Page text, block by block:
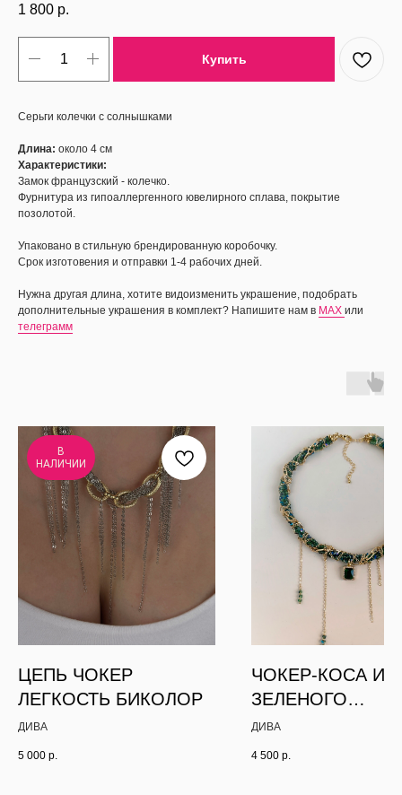
1 800 р.
Купить
Серьги колечки с солнышками
Длина: около 4 см
Характеристики:
Замок французский - колечко.
Фурнитура из гипоаллергенного ювелирного сплава, покрытие
позолотой.
Упаковано в стильную брендированную коробочку.
Срок изготовения и отправки 1-4 рабочих дней.
Нужна другая длина, хотите видоизменить украшение, подобрать
дополнительные украшения в комплект? Напишите нам в MAX или
телеграмм
В
НАЛИЧИИ
ЦЕПЬ ЧОКЕР
ЛЕГКОСТЬ БИКОЛОР
ДИВА
5 000 р.
ЧОКЕР-КОСА ИЗ
ЗЕЛЕНОГО
АЛМАЗНОГО
С ЦЕПОЧКАМИ
ДИВА
4 500 р.